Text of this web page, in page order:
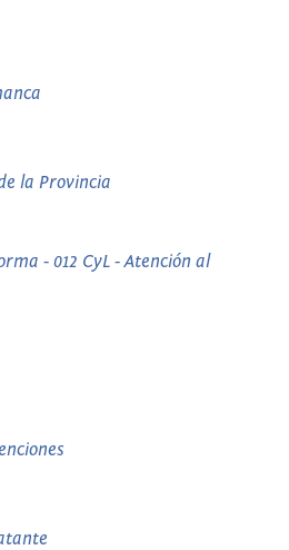
la Provincia
- 012 CyL - Atención al